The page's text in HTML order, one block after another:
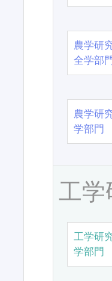
農学研
全学部門
農学研
学部門
工学
工学研
学部門